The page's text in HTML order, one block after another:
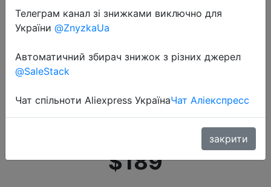
2021-01-20
В наличии глобальная версия
POCO X3 NFC Snapdragon 732G
120Hz DotDisplay POCO смартфон
64 мегапиксельная
четырехъядерная камера
$189
Телеграм канал зі знижками виключно для
України @ZnyzkaUa
Автоматичний збирач знижок з різних джерел
@SaleStack
Чат спільноти Aliexpress УкраїнаЧат Аліекспресс
закрити